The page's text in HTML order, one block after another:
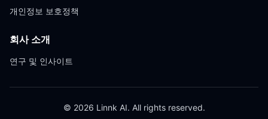
개인정보 보호정책
회사 소개
연구 및 인사이트
© 2026 Linnk AI. All rights reserved.